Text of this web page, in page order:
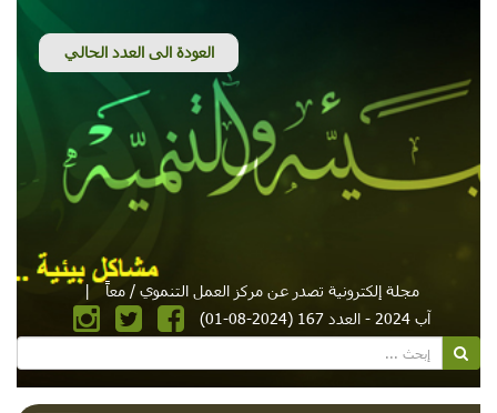
مجلة إلكترونية تصدر عن مركز العمل التنموي / معاً
|
آب 2024 - العدد 167 (2024-08-01)